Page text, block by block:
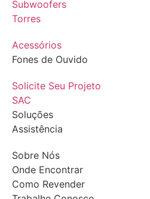
Subwoofers
Torres
Acessórios
Fones de Ouvido
Solicite Seu Projeto
SAC
Soluções
Assistência
Sobre Nós
Onde Encontrar
Como Revender